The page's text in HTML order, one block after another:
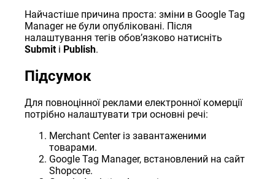
Найчастіше причина проста: зміни в Google Tag
Manager не були опубліковані. Після
налаштування тегів обовʼязково натисніть
Submitі Publish.
Підсумок
Для повноцінної реклами електронної комерції
потрібно налаштувати три основні речі:
Merchant Center із завантаженими
товарами.
Google Tag Manager, встановлений на сайт
Shopcore.